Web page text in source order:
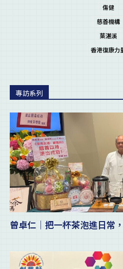
傷健
慈善機構
葉湛溪
香港復康力
專訪系列
曾卓仁｜把一杯茶泡進日常